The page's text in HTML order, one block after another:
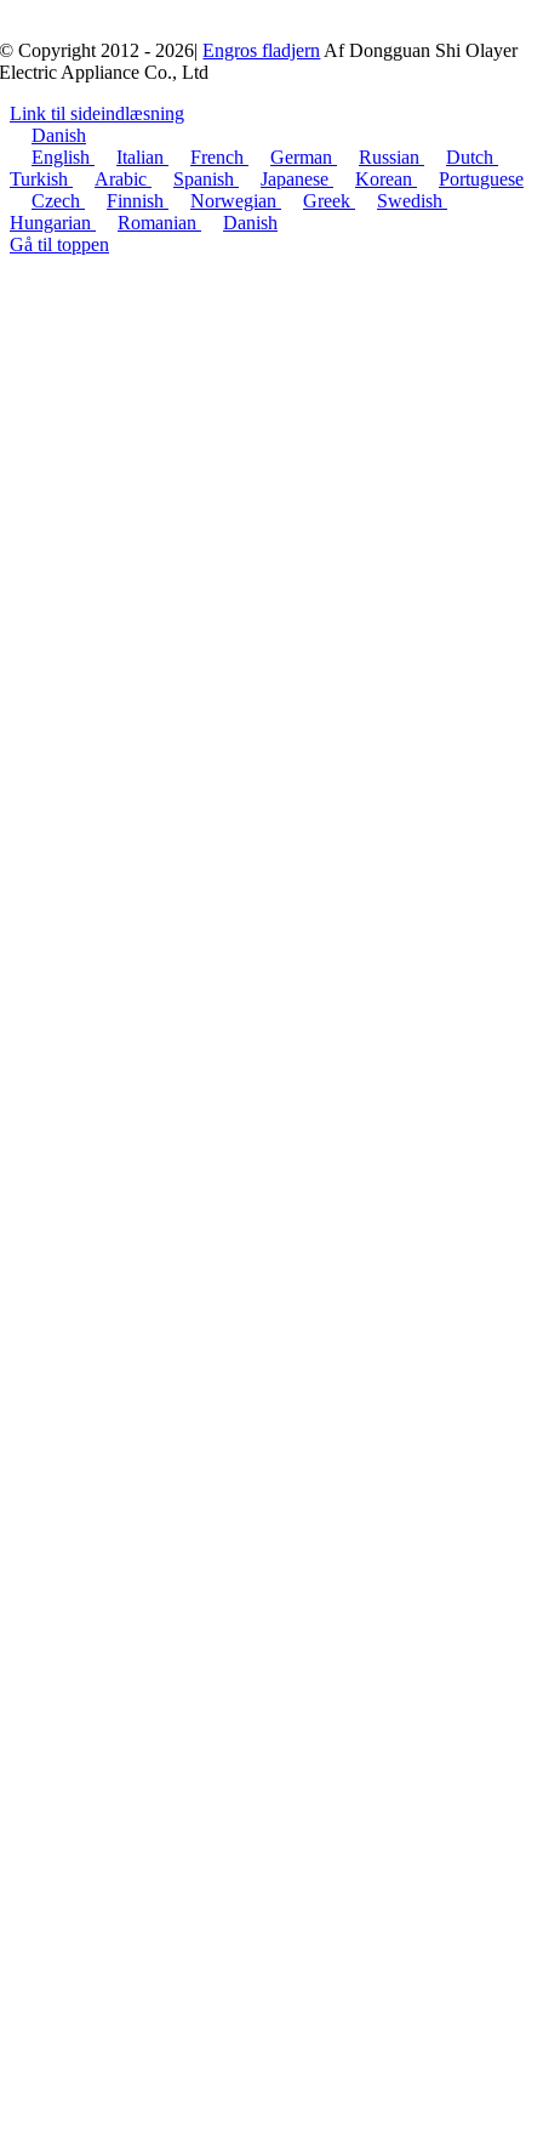
© Copyright 2012 - 2026|Engros fladjern Af Dongguan Shi Olayer
Electric Appliance Co., Ltd
Link til sideindlæsning
Danish
English
Italian French German Russian
Dutch
Turkish
Arabic Spanish Japanese Korean
Portuguese
Czech
Finnish Norwegian Greek
Swedish
Hungarian
Romanian
Danish
Gå til toppen